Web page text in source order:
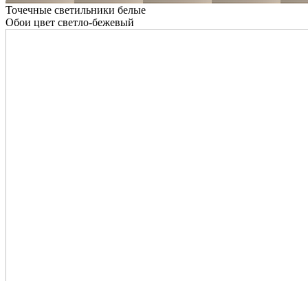
Точечные светильники белые
Обои цвет светло-бежевый